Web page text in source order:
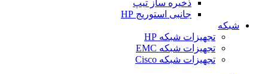
ذخیره ساز تیپ
جانبی استوریج HP
شبکه
تجهیزات شبکه HP
تجهیزات شبکه EMC
تجهیزات شبکه Cisco